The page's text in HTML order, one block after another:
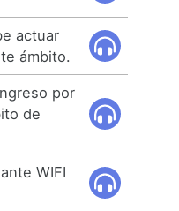
actuar
ámbito.
por
de
WIFI